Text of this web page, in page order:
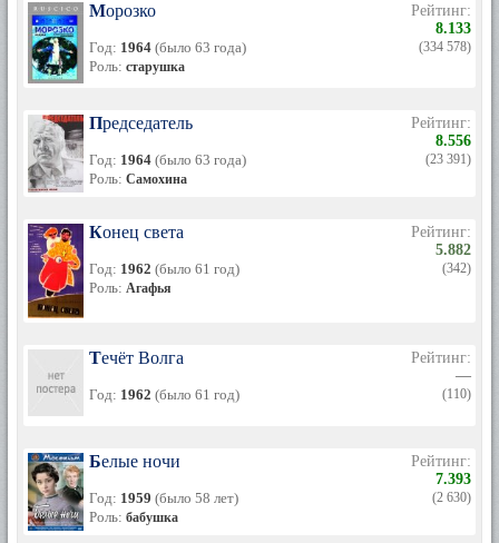
Морозко
Год: 1964 (было 63 года)
Роль: старушка
Рейтинг:
8.133
(334 578)
Председатель
Год: 1964 (было 63 года)
Роль: Самохина
Рейтинг:
8.556
(23 391)
Конец света
Год: 1962 (было 61 год)
Роль: Агафья
Рейтинг:
5.882
(342)
Течёт Волга
Год: 1962 (было 61 год)
Рейтинг:
—
(110)
Белые ночи
Год: 1959 (было 58 лет)
Роль: бабушка
Рейтинг:
7.393
(2 630)